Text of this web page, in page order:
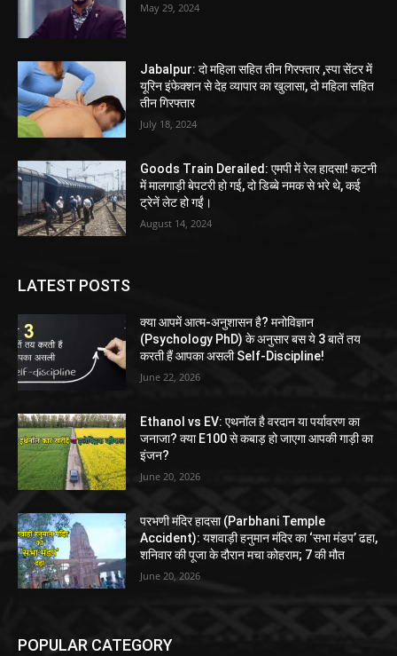
May 29, 2024
Jabalpur: दो महिला सहित तीन गिरफ्तार ,स्पा सेंटर में
यूरिन इंफेक्शन से देह व्यापार का खुलासा, दो महिला सहित
तीन गिरफ्तार
July 18, 2024
Goods Train Derailed: एमपी में रेल हादसा! कटनी
में मालगाड़ी बेपटरी हो गई, दो डिब्बे नमक से भरे थे, कई
ट्रेनें लेट हो गईं।
August 14, 2024
LATEST POSTS
क्या आपमें आत्म-अनुशासन है? मनोविज्ञान
(Psychology PhD) के अनुसार बस ये 3 बातें तय
करती हैं आपका असली Self-Discipline!
June 22, 2026
Ethanol vs EV: एथनॉल है वरदान या पर्यावरण का
जनाजा? क्या E100 से कबाड़ हो जाएगा आपकी गाड़ी का
इंजन?
June 20, 2026
परभणी मंदिर हादसा (Parbhani Temple
Accident): यशवाड़ी हनुमान मंदिर का ‘सभा मंडप’ ढहा,
शनिवार की पूजा के दौरान मचा कोहराम; 7 की मौत
June 20, 2026
POPULAR CATEGORY